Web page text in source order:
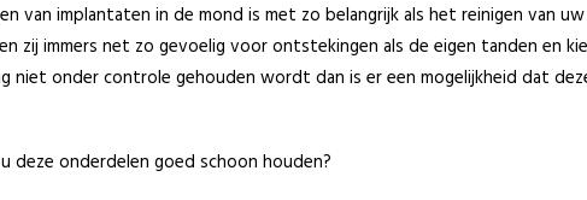
van implantaten in de mond is met zo belangrijk als het reinigen van
zij immers net zo gevoelig voor ontstekingen als de eigen tanden en
niet onder controle gehouden wordt dan is er een mogelijkheid dat
deze onderdelen goed schoon houden?